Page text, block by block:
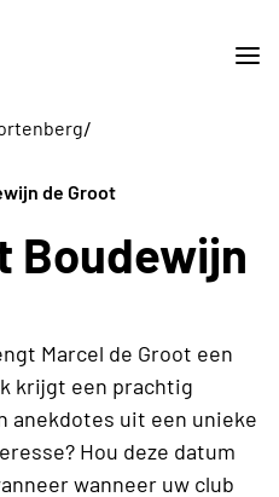
/
de Groot
Boudewijn
Marcel de Groot een
krijgt een prachtig
anekdotes uit een unieke
Hou deze datum
wanneer uw club